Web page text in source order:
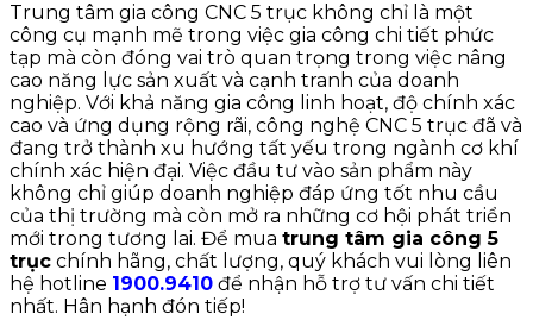
Trung tâm gia công CNC 5 trục không chỉ là một
công cụ mạnh mẽ trong việc gia công chi tiết phức
tạp mà còn đóng vai trò quan trọng trong việc nâng
cao năng lực sản xuất và cạnh tranh của doanh
nghiệp. Với khả năng gia công linh hoạt, độ chính xác
cao và ứng dụng rộng rãi, công nghệ CNC 5 trục đã và
đang trở thành xu hướng tất yếu trong ngành cơ khí
chính xác hiện đại. Việc đầu tư vào sản phẩm này
không chỉ giúp doanh nghiệp đáp ứng tốt nhu cầu
của thị trường mà còn mở ra những cơ hội phát triển
mới trong tương lai. Để mua trung tâm gia công 5
trục chính hãng, chất lượng, quý khách vui lòng liên
hệ hotline 1900.9410 để nhận hỗ trợ tư vấn chi tiết
nhất. Hân hạnh đón tiếp!